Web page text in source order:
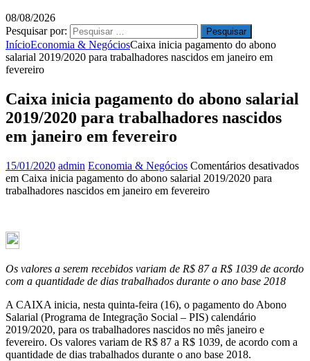
08/08/2026
Pesquisar por:
InícioEconomia & NegóciosCaixa inicia pagamento do abono
salarial 2019/2020 para trabalhadores nascidos em janeiro em
fevereiro
Caixa inicia pagamento do abono salarial
2019/2020 para trabalhadores nascidos
em janeiro em fevereiro
15/01/2020 admin Economia & Negócios Comentários desativados
em Caixa inicia pagamento do abono salarial 2019/2020 para
trabalhadores nascidos em janeiro em fevereiro
Os valores a serem recebidos variam de R$ 87 a R$ 1039 de acordo
com a quantidade de dias trabalhados durante o ano base 2018
A CAIXA inicia, nesta quinta-feira (16), o pagamento do Abono
Salarial (Programa de Integração Social – PIS) calendário
2019/2020, para os trabalhadores nascidos no mês janeiro e
fevereiro. Os valores variam de R$ 87 a R$ 1039, de acordo com a
quantidade de dias trabalhados durante o ano base 2018.